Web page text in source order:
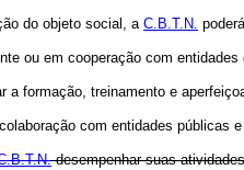
do objeto social, a C.B.T.N.
em cooperação com entidades
treinamento e
com entidades públicas e
desempenhar suas